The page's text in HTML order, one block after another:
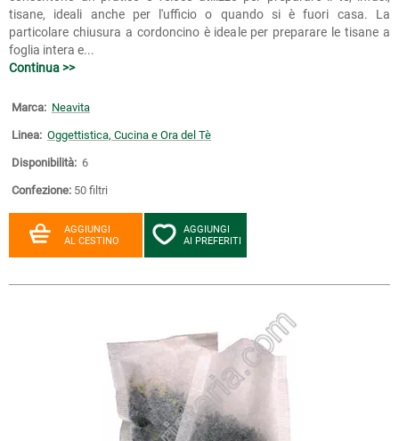
tisane, ideali anche per l'ufficio o quando si è fuori casa. La
particolare chiusura a cordoncino è ideale per preparare le tisane a
foglia intera e...
Continua >>
Marca: Neavita
Linea: Oggettistica, Cucina e Ora del Tè
Disponibilità: 6
Confezione: 50 filtri
AGGIUNGI
AL CESTINO
AGGIUNGI
AI PREFERITI